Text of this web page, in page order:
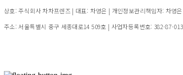
상호: 주식회사 차차프렌즈 | 대표: 차영은 | 개인정보관리책임자: 차
주소: 서울특별시 중구 세종대로14 509호 | 사업자등록번호: 382-87-